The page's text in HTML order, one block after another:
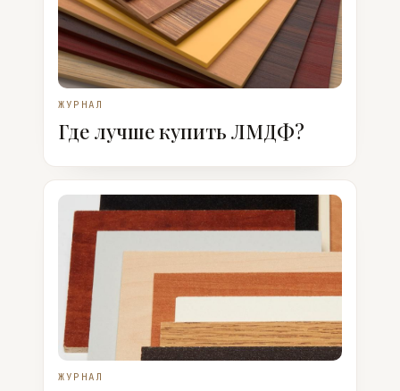
ЖУРНАЛ
Где лучше купить ЛМДФ?
ЖУРНАЛ